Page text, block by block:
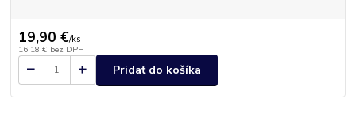
19,90 €/ks
16,18 € bez DPH
Pridať do košíka